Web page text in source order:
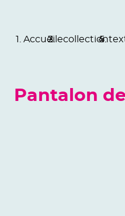
Accueil ecollection
Pantalon